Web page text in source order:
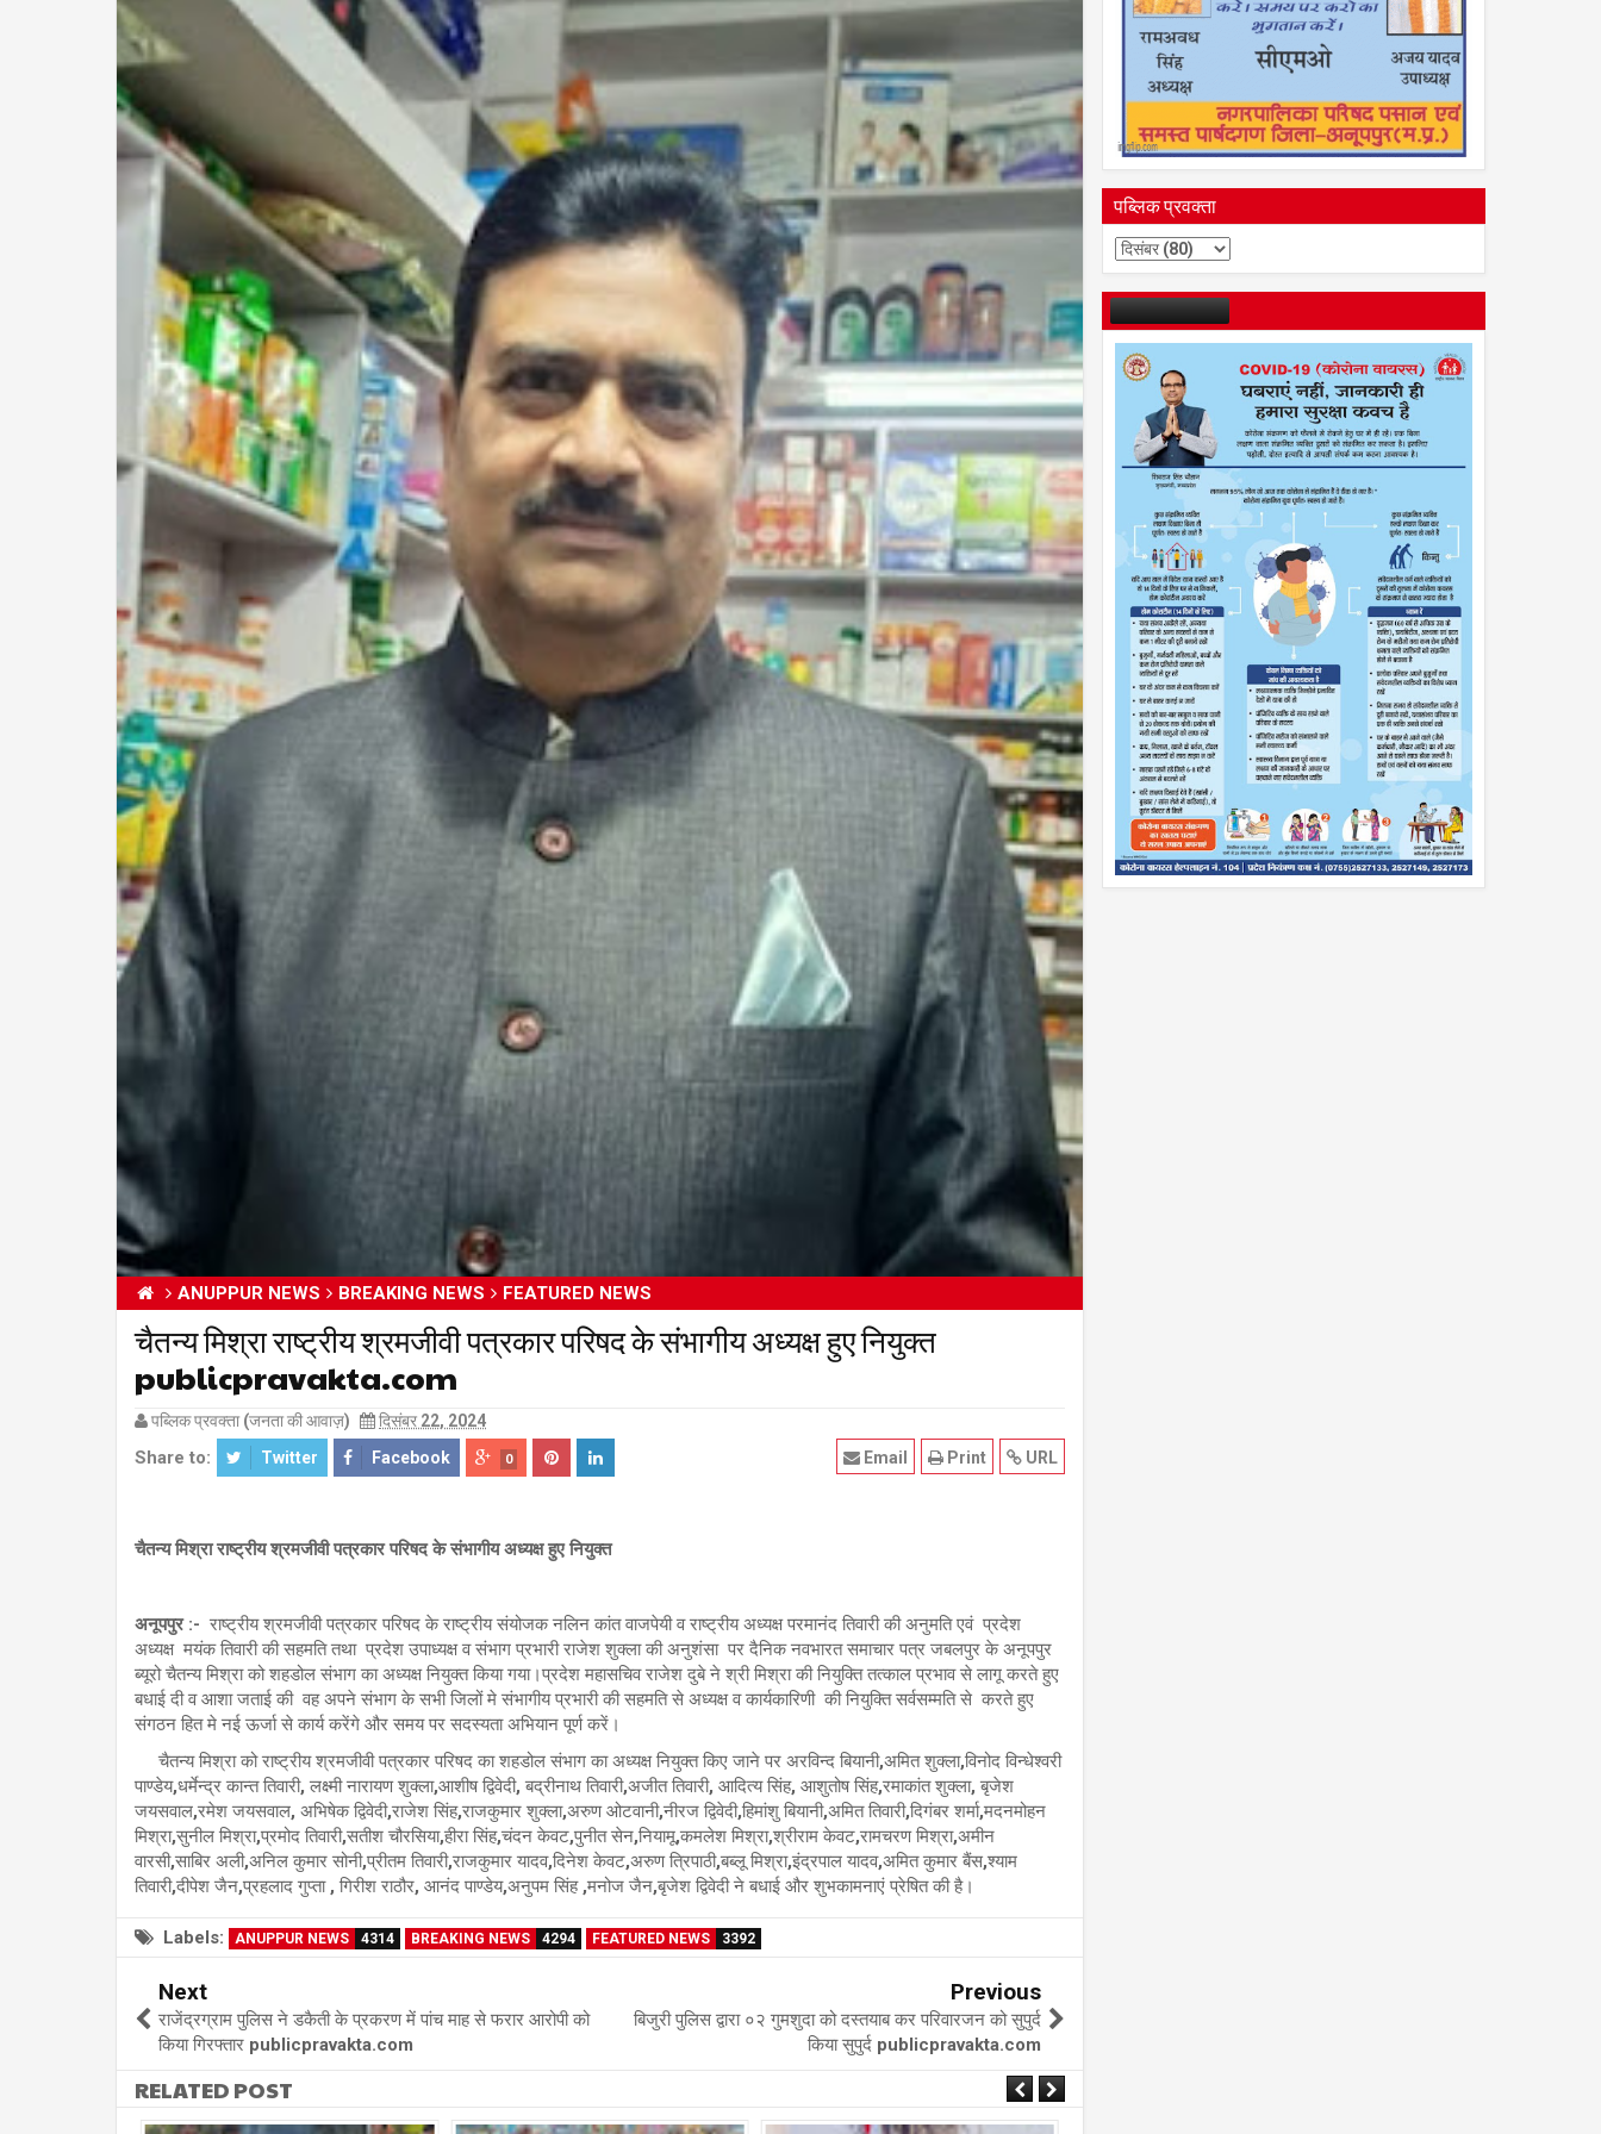
ANUPPUR NEWS BREAKING NEWS FEATURED NEWS
चैतन्य मिश्रा राष्ट्रीय श्रमजीवी पत्रकार परिषद के संभागीय अध्यक्ष हुए नियुक्त
publicpravakta.com
पब्लिक प्रवक्ता (जनता की आवाज़) दिसंबर 22, 2024
Share to: Twitter Facebook 0 URL
Print
Email
चैतन्य मिश्रा राष्ट्रीय श्रमजीवी पत्रकार परिषद के संभागीय अध्यक्ष हुए नियुक्त
अनूपपुर :- राष्ट्रीय श्रमजीवी पत्रकार परिषद के राष्ट्रीय संयोजक नलिन कांत वाजपेयी व राष्ट्रीय अध्यक्ष परमानंद तिवारी की अनुमति एवं प्रदेश
अध्यक्ष मयंक तिवारी की सहमति तथा प्रदेश उपाध्यक्ष व संभाग प्रभारी राजेश शुक्ला की अनुशंसा पर दैनिक नवभारत समाचार पत्र जबलपुर के अनूपपुर
ब्यूरो चैतन्य मिश्रा को शहडोल संभाग का अध्यक्ष नियुक्त किया गया।प्रदेश महासचिव राजेश दुबे ने श्री मिश्रा की नियुक्ति तत्काल प्रभाव से लागू करते हुए
बधाई दी व आशा जताई की वह अपने संभाग के सभी जिलों मे संभागीय प्रभारी की सहमति से अध्यक्ष व कार्यकारिणी की नियुक्ति सर्वसम्मति से करते हुए
संगठन हित मे नई ऊर्जा से कार्य करेंगे और समय पर सदस्यता अभियान पूर्ण करें।
चैतन्य मिश्रा को राष्ट्रीय श्रमजीवी पत्रकार परिषद का शहडोल संभाग का अध्यक्ष नियुक्त किए जाने पर अरविन्द बियानी,अमित शुक्ला,विनोद विन्धेश्वरी
पाण्डेय,धर्मेन्द्र कान्त तिवारी, लक्ष्मी नारायण शुक्ला,आशीष द्विवेदी, बद्रीनाथ तिवारी,अजीत तिवारी, आदित्य सिंह, आशुतोष सिंह,रमाकांत शुक्ला, बृजेश
जयसवाल,रमेश जयसवाल, अभिषेक द्विवेदी,राजेश सिंह,राजकुमार शुक्ला,अरुण ओटवानी,नीरज द्विवेदी,हिमांशु बियानी,अमित तिवारी,दिगंबर शर्मा,मदनमोहन
मिश्रा,सुनील मिश्रा,प्रमोद तिवारी,सतीश चौरसिया,हीरा सिंह,चंदन केवट,पुनीत सेन,नियामू,कमलेश मिश्रा,श्रीराम केवट,रामचरण मिश्रा,अमीन
वारसी,साबिर अली,अनिल कुमार सोनी,प्रीतम तिवारी,राजकुमार यादव,दिनेश केवट,अरुण त्रिपाठी,बब्लू मिश्रा,इंद्रपाल यादव,अमित कुमार बैंस,श्याम
तिवारी,दीपेश जैन,प्रहलाद गुप्ता , गिरीश राठौर, आनंद पाण्डेय,अनुपम सिंह ,मनोज जैन,बृजेश द्विवेदी ने बधाई और शुभकामनाएं प्रेषित की है।
Labels: ANUPPUR NEWS 4314 BREAKING NEWS 4294 FEATURED NEWS 3392
Next
राजेंद्रग्राम पुलिस ने डकैती के प्रकरण में पांच माह से फरार आरोपी को
किया गिरफ्तार publicpravakta.com
Previous
बिजुरी पुलिस द्वारा ०२ गुमशुदा को दस्तयाब कर परिवारजन को सुपुर्द
किया सुपुर्द publicpravakta.com
RELATED POST
पब्लिक प्रवक्ता